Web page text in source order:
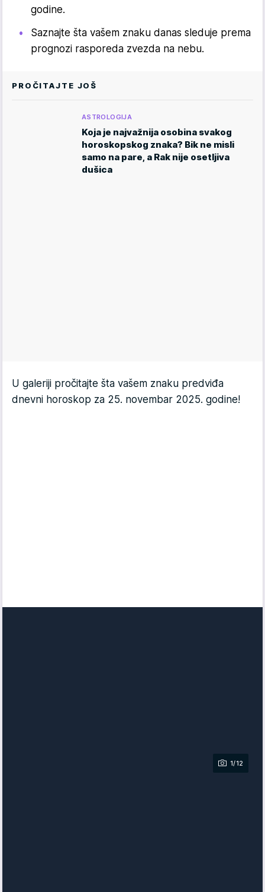
godine.
Saznajte šta vašem znaku danas sleduje prema
prognozi rasporeda zvezda na nebu.
PROČITAJTE JOŠ
ASTROLOGIJA
Koja je najvažnija osobina svakog
horoskopskog znaka? Bik ne misli
samo na pare, a Rak nije osetljiva
dušica
U galeriji pročitajte šta vašem znaku predviđa
dnevni horoskop za 25. novembar 2025. godine!
1/12